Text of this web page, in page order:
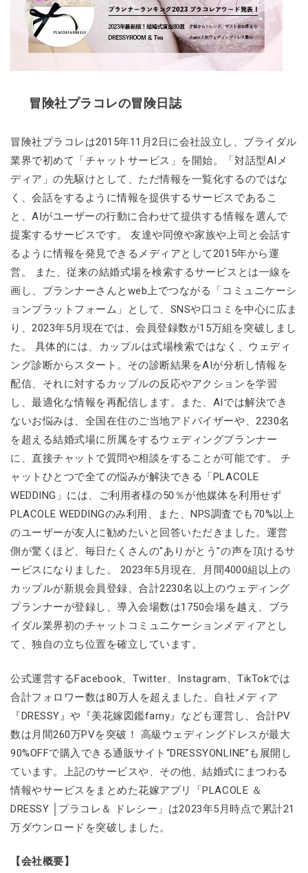
冒険社プラコレの冒険日誌
冒険社プラコレは2015年11月2日に会社設立し、ブライダル
業界で初めて「チャットサービス」を開始。「対話型AIメ
ディア」の先駆けとして、ただ情報を一覧化するのではな
く、会話をするように情報を提供するサービスであるこ
と、AIがユーザーの行動に合わせて提供する情報を選んで
提案するサービスです。 友達や同僚や家族や上司と会話す
るように情報を発見できるメディアとして2015年から運
営。 また、従来の結婚式場を検索するサービスとは一線を
画し、プランナーさんとweb上でつながる「コミュニケーシ
ョンプラットフォーム」として、SNSや口コミを中心に広ま
り、2023年5月現在では、会員登録数が15万組を突破しまし
た。 具体的には、カップルは式場検索ではなく、ウェディ
ング診断からスタート。その診断結果をAIが分析し情報を
配信、それに対するカップルの反応やアクションを学習
し、最適化な情報を再配信します。また、AIでは解決でき
ないお悩みは、全国在住のご当地アドバイザーや、2230名
を超える結婚式場に所属をするウェディングプランナー
に、直接チャットで質問や相談をすることが可能です。 チ
ャットひとつで全ての悩みが解決できる「PLACOLE
WEDDING」には、ご利用者様の50％が他媒体を利用せず
PLACOLE WEDDINGのみ利用、また、NPS調査でも70%以上
のユーザーが友人に勧めたいと回答いただきました。運営
側が驚くほど、毎日たくさんの"ありがとう"の声を頂けるサ
ービスになりました。 2023年5月現在、月間4000組以上の
カップルが新規会員登録、合計2230名以上のウェディング
プランナーが登録し、導入会場数は1750会場を越え、ブラ
イダル業界初のチャットコミュニケーションメディアとし
て、独自の立ち位置を確立しています。
公式運営するFacebook、Twitter、Instagram、TikTokでは
合計フォロワー数は80万人を超えました。自社メディア
『DRESSY』や『美花嫁図鑑farny』なども運営し、合計PV
数は月間260万PVを突破！ 高級ウェディングドレスが最大
90%OFFで購入できる通販サイト“DRESSYONLINE”も展開し
ています。上記のサービスや、その他、結婚式にまつわる
情報やサービスをまとめた花嫁アプリ「PLACOLE ＆
DRESSY │プラコレ＆ ドレシー」は2023年5月時点で累計21
万ダウンロードを突破しました。
【会社概要】